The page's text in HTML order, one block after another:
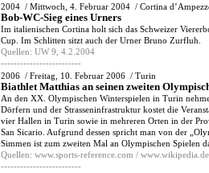
2004 / Mittwoch, 4. Februar 2004 / Cortina
Bob-WC-Sieg eines Urners
Im italienischen Cortina holt sich das Schweizer
Cup. Im Schlitten sitzt auch der Urner Bruno Zurfluh.
Quellen: UW 9, 4.2.2004
-------------------------
2006 / Freitag, 10. Februar 2006 / Turin
Biathlet Matthias an seinen zweiten
An den XX. Olympischen Winterspielen in Turin
Dörfern und der Strasseninfrastruktur kostet die
vier Hallen in Turin sowie in mehreren Orten in der
San Sicario. Aufgrund dessen spricht man von der
Simmen ist zum zweiten Mal an Olympischen Spielen
Quellen: www.sports-reference.com / www.wikipedia.de
-------------------------